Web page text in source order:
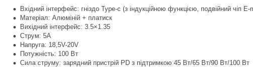
Вхідний інтерфейс: гніздо Type-c (з індукційною функцією, подвійний чіп E-
Матеріал: Алюміній + платиск
Вихідний інтерфейс: 3.5×1.35
Струм: 5A
Напруга: 18,5V-20V
Потужність: 100 Вт
Сила струму: зарядний пристрій PD з підтримкою 45 Вт/65 Вт/90 Вт/100 Вт